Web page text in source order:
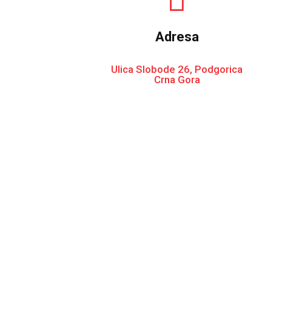
Adresa
Ulica Slobode 26, Podgorica
Crna Gora